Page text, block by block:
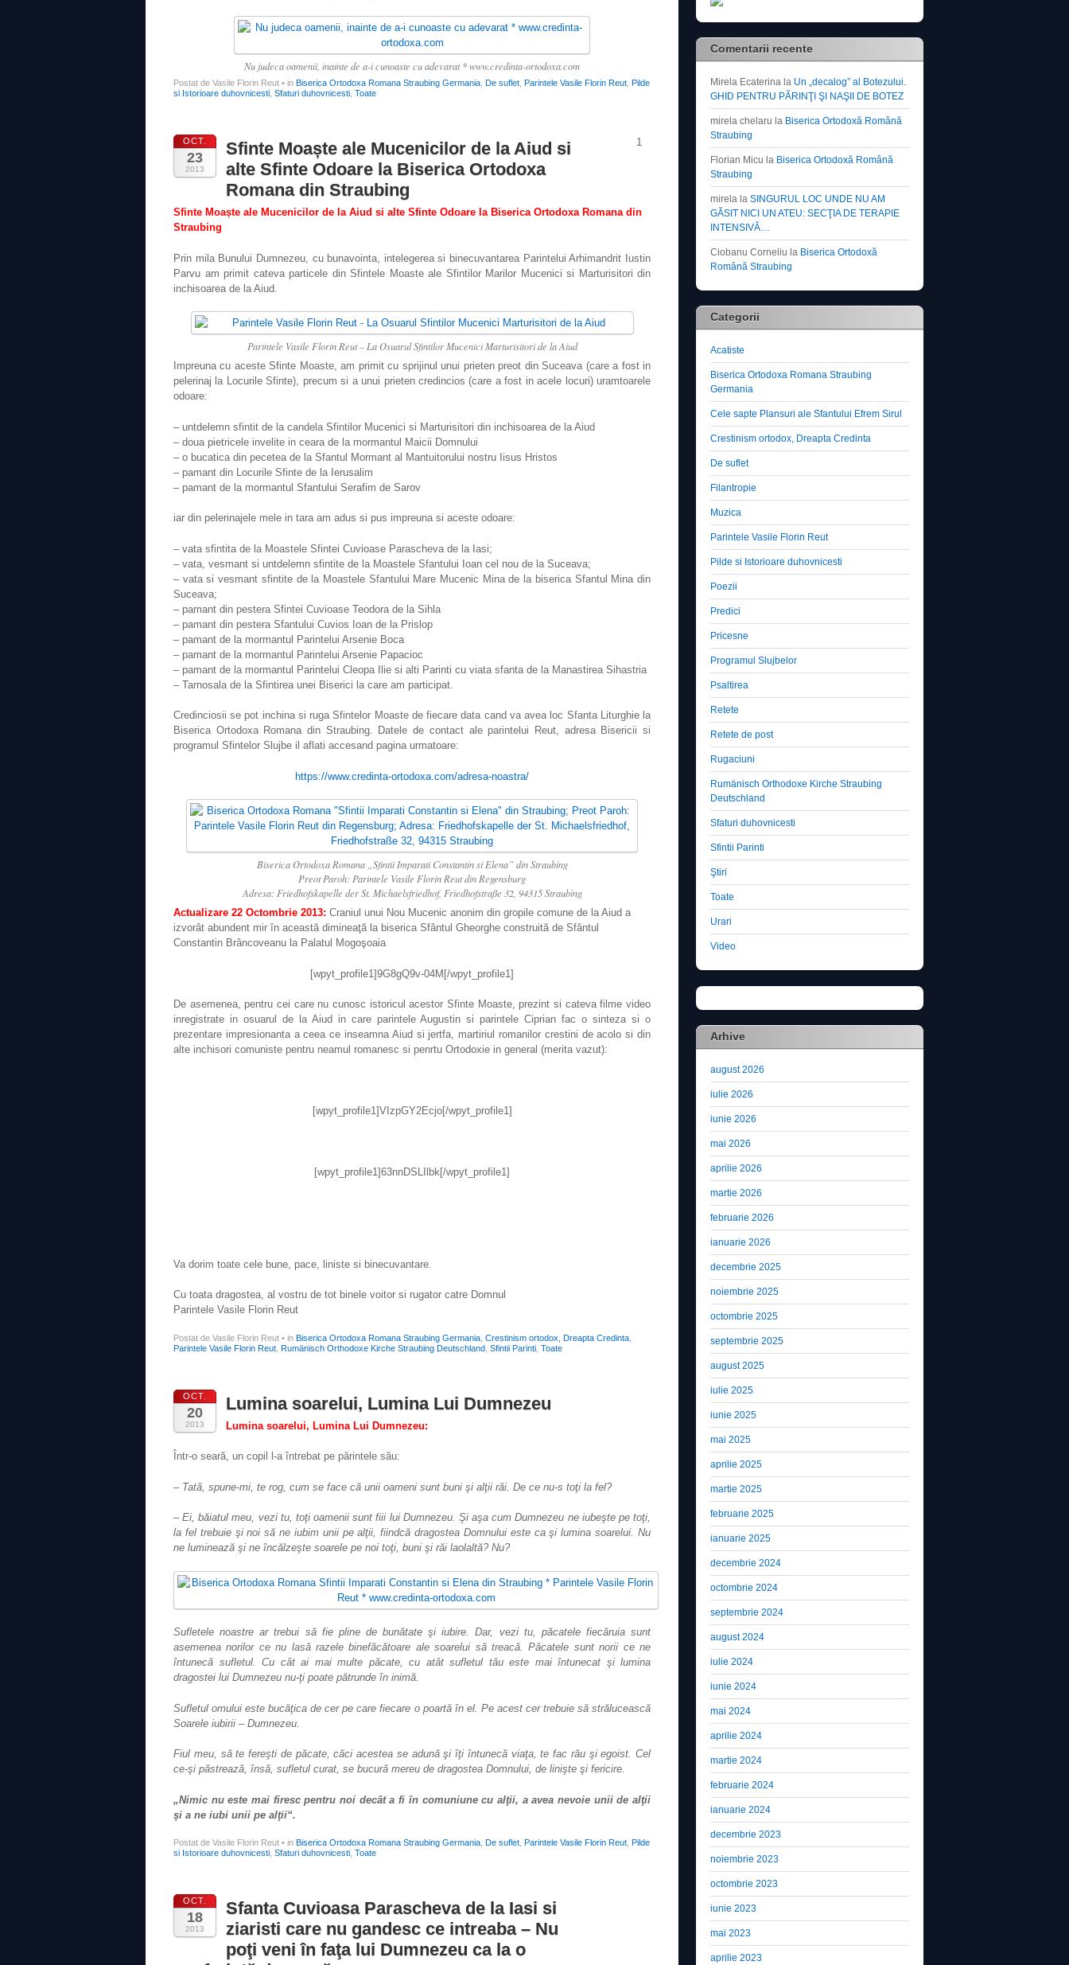
Nu judeca oamenii, inainte de a-i cunoaste cu adevarat * www.credinta-ortodoxa.com
Postat de Vasile Florin Reut • in Biserica Ortodoxa Romana Straubing Germania De suflet Parintele Vasile Florin Reut
Pilde
si Istorioare duhovnicesti Sfaturi duhovnicesti Toate
OCT.
23
2013
Sfinte Moaște ale Mucenicilor de la Aiud si
alte Sfinte Odoare la Biserica Ortodoxa
Romana din Straubing
Sfinte Moaște ale Mucenicilor de la Aiud si alte Sfinte Odoare la Biserica Ortodoxa Romana din
Straubing
Prin mila Bunului Dumnezeu, cu bunavointa, intelegerea si binecuvantarea Parintelui Arhimandrit Iustin
Parvu am primit cateva particele din Sfintele Moaste ale Sfintilor Marilor Mucenici si Marturisitori din
inchisoarea de la Aiud.
Parintele Vasile Florin Reut – La Osuarul Sfintilor Mucenici Marturisitori de la Aiud
Impreuna cu aceste Sfinte Moaste, am primit cu sprijinul unui prieten preot din Suceava (care a fost in
pelerinaj la Locurile Sfinte), precum si a unui prieten credincios (care a fost in acele locuri) uramtoarele
odoare:
– untdelemn sfintit de la candela Sfintilor Mucenici si Marturisitori din inchisoarea de la Aiud
– doua pietricele invelite in ceara de la mormantul Maicii Domnului
– o bucatica din pecetea de la Sfantul Mormant al Mantuitorului nostru Iisus Hristos
– pamant din Locurile Sfinte de la Ierusalim
– pamant de la mormantul Sfantului Serafim de Sarov
iar din pelerinajele mele in tara am adus si pus impreuna si aceste odoare:
– vata sfintita de la Moastele Sfintei Cuvioase Parascheva de la Iasi;
– vata, vesmant si untdelemn sfintite de la Moastele Sfantului Ioan cel nou de la Suceava;
– vata si vesmant sfintite de la Moastele Sfantului Mare Mucenic Mina de la biserica Sfantul Mina din
Suceava;
– pamant din pestera Sfintei Cuvioase Teodora de la Sihla
– pamant din pestera Sfantului Cuvios Ioan de la Prislop
– pamant de la mormantul Parintelui Arsenie Boca
– pamant de la mormantul Parintelui Arsenie Papacioc
– pamant de la mormantul Parintelui Cleopa Ilie si alti Parinti cu viata sfanta de la Manastirea Sihastria
– Tarnosala de la Sfintirea unei Biserici la care am participat.
Credinciosii se pot inchina si ruga Sfintelor Moaste de fiecare data cand va avea loc Sfanta Liturghie la
Biserica Ortodoxa Romana din Straubing. Datele de contact ale parintelui Reut, adresa Bisericii si
programul Sfintelor Slujbe il aflati accesand pagina urmatoare:
https://www.credinta-ortodoxa.com/adresa-noastra/
Biserica Ortodoxa Romana „Sfintii Imparati Constantin si Elena” din Straubing
Preot Paroh: Parintele Vasile Florin Reut din Regensburg
Adresa: Friedhofskapelle der St. Michaelsfriedhof, Friedhofstraße 32, 94315 Straubing
Actualizare 22 Octombrie 2013: Craniul unui Nou Mucenic anonim din gropile comune de la Aiud a
izvorât abundent mir în această dimineaţă la biserica Sfântul Gheorghe construită de Sfântul
Constantin Brâncoveanu la Palatul Mogoşoaia
[wpyt_profile1]9G8gQ9v-04M[/wpyt_profile1]
De asemenea, pentru cei care nu cunosc istoricul acestor Sfinte Moaste, prezint si cateva filme video
inregistrate in osuarul de la Aiud in care parintele Augustin si parintele Ciprian fac o sinteza si o
prezentare impresionanta a ceea ce inseamna Aiud si jertfa, martiriul romanilor crestini de acolo si din
alte inchisori comuniste pentru neamul romanesc si penrtu Ortodoxie in general (merita vazut):
[wpyt_profile1]VIzpGY2Ecjo[/wpyt_profile1]
[wpyt_profile1]63nnDSLIlbk[/wpyt_profile1]
Va dorim toate cele bune, pace, liniste si binecuvantare.
Cu toata dragostea, al vostru de tot binele voitor si rugator catre Domnul
Parintele Vasile Florin Reut
Postat de Vasile Florin Reut • in Biserica Ortodoxa Romana Straubing Germania Crestinism ortodox, Dreapta Credinta
Parintele Vasile Florin Reut Rumänisch Orthodoxe Kirche Straubing Deutschland Sfintii Parinti Toate
1
OCT.
20
2013
Lumina soarelui, Lumina Lui Dumnezeu
Lumina soarelui, Lumina Lui Dumnezeu:
Într-o seară, un copil l-a întrebat pe părintele său:
– Tată, spune-mi, te rog, cum se face că unii oameni sunt buni şi alţii răi. De ce nu-s toţi la fel?
– Ei, băiatul meu, vezi tu, toţi oamenii sunt fiii lui Dumnezeu. Şi aşa cum Dumnezeu ne iubeşte pe toţi,
la fel trebuie şi noi să ne iubim unii pe alţii, fiindcă dragostea Domnului este ca şi lumina soarelui. Nu
ne luminează şi ne încălzeşte soarele pe noi toţi, buni şi răi laolaltă? Nu?
Sufletele noastre ar trebui să fie pline de bunătate şi iubire. Dar, vezi tu, păcatele fiecăruia sunt
asemenea norilor ce nu lasă razele binefăcătoare ale soarelui să treacă. Păcatele sunt norii ce ne
întunecă sufletul. Cu cât ai mai multe păcate, cu atât sufletul tău este mai întunecat şi lumina
dragostei lui Dumnezeu nu-ţi poate pătrunde în inimă.
Sufletul omului este bucăţica de cer pe care fiecare o poartă în el. Pe acest cer trebuie să strălucească
Soarele iubirii – Dumnezeu.
Fiul meu, să te fereşti de păcate, căci acestea se adună şi îţi întunecă viaţa, te fac rău şi egoist. Cel
ce-şi păstrează, însă, sufletul curat, se bucură mereu de dragostea Domnului, de linişte şi fericire.
„Nimic nu este mai firesc pentru noi decât a fi în comuniune cu alţii, a avea nevoie unii de alţii
şi a ne iubi unii pe alţii“.
Postat de Vasile Florin Reut • in Biserica Ortodoxa Romana Straubing Germania De suflet Parintele Vasile Florin Reut
Pilde
si Istorioare duhovnicesti Sfaturi duhovnicesti Toate
OCT.
18
2013
Sfanta Cuvioasa Parascheva de la Iasi si
ziaristi care nu gandesc ce intreaba – Nu
poţi veni în faţa lui Dumnezeu ca la o
Comentarii recente
Mirela Ecaterina la Un „decalog” al Botezului.
GHID PENTRU PĂRINŢI ŞI NAŞII DE BOTEZ
mirela chelaru la Biserica Ortodoxă Română
Straubing
Florian Micu la Biserica Ortodoxă Română
Straubing
mirela la SINGURUL LOC UNDE NU AM
GĂSIT NICI UN ATEU: SECŢIA DE TERAPIE
INTENSIVĂ…
Ciobanu Corneliu la Biserica Ortodoxă
Română Straubing
Categorii
Acatiste
Biserica Ortodoxa Romana Straubing
Germania
Cele sapte Plansuri ale Sfantului Efrem Sirul
Crestinism ortodox, Dreapta Credinta
De suflet
Filantropie
Muzica
Parintele Vasile Florin Reut
Pilde si Istorioare duhovnicesti
Poezii
Predici
Pricesne
Programul Slujbelor
Psaltirea
Retete
Retete de post
Rugaciuni
Rumänisch Orthodoxe Kirche Straubing
Deutschland
Sfaturi duhovnicesti
Sfintii Parinti
Ştiri
Toate
Urari
Video
Arhive
august 2026
iulie 2026
iunie 2026
mai 2026
aprilie 2026
martie 2026
februarie 2026
ianuarie 2026
decembrie 2025
noiembrie 2025
octombrie 2025
septembrie 2025
august 2025
iulie 2025
iunie 2025
mai 2025
aprilie 2025
martie 2025
februarie 2025
ianuarie 2025
decembrie 2024
octombrie 2024
septembrie 2024
august 2024
iulie 2024
iunie 2024
mai 2024
aprilie 2024
martie 2024
februarie 2024
ianuarie 2024
decembrie 2023
noiembrie 2023
octombrie 2023
iunie 2023
mai 2023
aprilie 2023